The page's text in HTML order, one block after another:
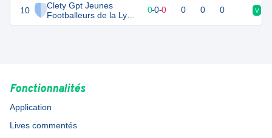
10
Clety Gpt Jeunes
Footballeurs de la Lys
AL AA 2
0 0-0-0 0 0 0 V
Fonctionnalités
Application
Lives commentés